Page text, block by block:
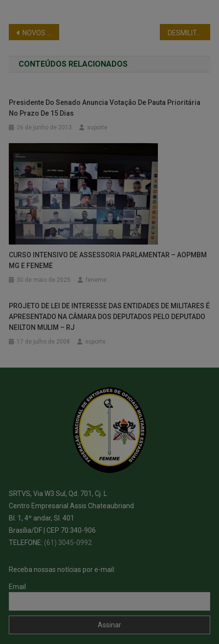
NOVOS REPRESENTANTES DA PMESP VISITAM O ESPAÇO FENEME DESMILITARIZAÇÃO DAS POLÍCIAS ESTADUAIS – ARTIGO
CONTEÚDOS RELACIONADOS
Presidente Do Senado Anuncia Votação De Pauta Prioritária
No Prazo De 15 Dias
26 de junho de 2013 suporte
CURSO INTENSIVO DE ASSESSORIA PARLAMENTAR – AOPMBM
MG E FENEME
30 de maio de 2025 feneme
PROJETO DE LEI DE INTERESSE DAS ENTIDADES DE MILITARES É
APRESENTADO NA CÂMARA DOS DEPUTADOS PELO DEPUTADO
NEILTON MULIM – RJ
17 de julho de 2008 suporte
SRTVS, Via W3 Sul, Qd. 701, Cj. L
Centro Empresarial Assis Chateaubriand
Bl. 1, 4º andar, Sl. 401
Brasília/DF | CEP 70.340-906
TELEFONE: (61) 3045-0992
Receba nossas notícias por e-mail:
Email